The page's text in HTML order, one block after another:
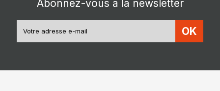
Abonnez-vous à la newsletter
OK